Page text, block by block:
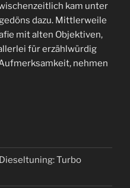
kam unter
dazu. Mittlerweile
mit alten Objektiven,
für erzählwürdig
nehmen
Dieseltuning: Turbo